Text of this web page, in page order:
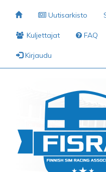
Uutisarkisto
Kuljettajat FAQ
Kirjaudu